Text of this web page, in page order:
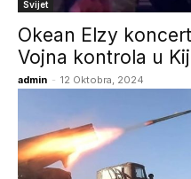
Svijet
Okean Elzy
Vojna kontrola u
admin - 12 Oktobra, 2024